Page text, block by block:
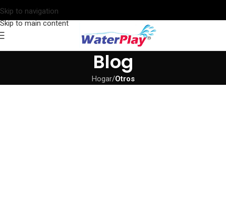
Skip to navigation
Skip to main content
Blog
Hogar/Otros